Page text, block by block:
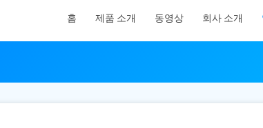
홈 제품 소개 동영상 회사 소개